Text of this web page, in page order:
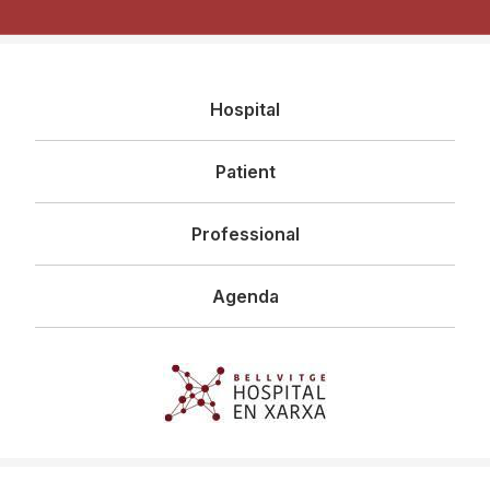
principal
Hospital
Patient
Professional
Agenda